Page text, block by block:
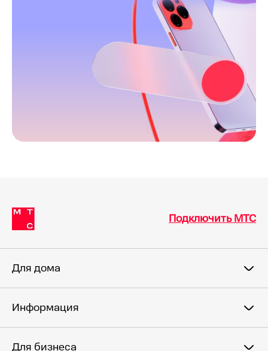
Подключить МТС
Для дома
Информация
Для бизнеса